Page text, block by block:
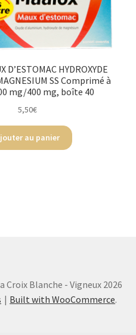
D’ESTOMAC HYDROXYDE
SS Comprimé à
mg/400 mg, boîte 40
5,50€
au panier
Croix Blanche - Vigneux 2026
Built with WooCommerce.